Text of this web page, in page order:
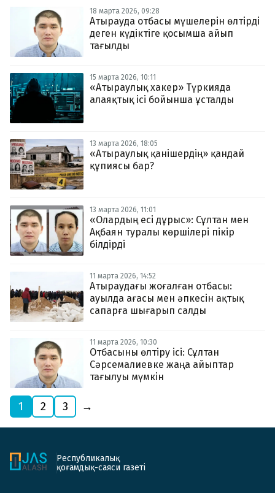
18 марта 2026, 09:28
Атырауда отбасы мүшелерін өлтірді
деген күдіктіге қосымша айып
тағылды
15 марта 2026, 10:11
«Атыраулық хакер» Түркияда
алаяқтық ісі бойынша ұсталды
13 марта 2026, 18:05
«Атыраулық қанішердің» қандай
құпиясы бар?
13 марта 2026, 11:01
«Олардың есі дұрыс»: Сұлтан мен
Ақбаян туралы көршілері пікір
білдірді
11 марта 2026, 14:52
Атыраудағы жоғалған отбасы:
ауылда ағасы мен әпкесін ақтық
сапарға шығарып салды
11 марта 2026, 10:30
Отбасыны өлтіру ісі: Сұлтан
Сәрсемалиевке жаңа айыптар
тағылуы мүмкін
1 2 3 →
Республикалық
қоғамдық-саяси газеті